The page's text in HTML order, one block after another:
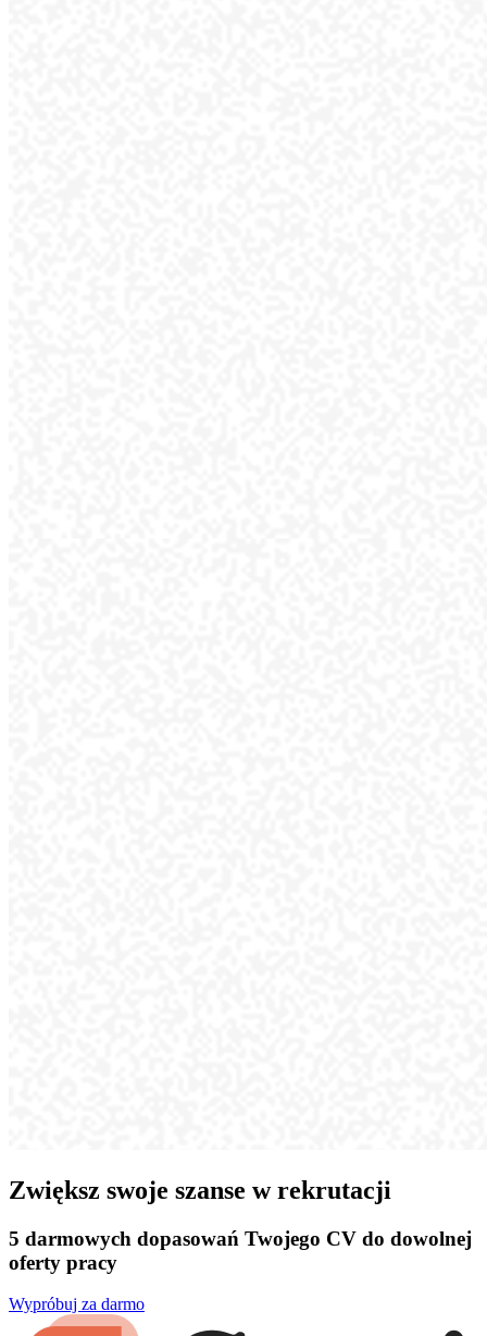
Zwiększ swoje szanse w rekrutacji
5 darmowych dopasowań Twojego CV do dowolnej
oferty pracy
Wypróbuj za darmo